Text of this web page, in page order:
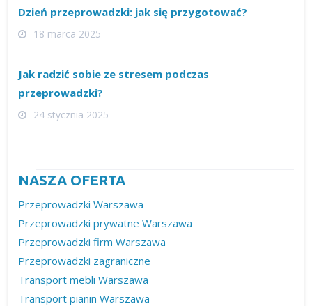
Dzień przeprowadzki: jak się przygotować?
18 marca 2025
Jak radzić sobie ze stresem podczas
przeprowadzki?
24 stycznia 2025
NASZA OFERTA
Przeprowadzki Warszawa
Przeprowadzki prywatne Warszawa
Przeprowadzki firm Warszawa
Przeprowadzki zagraniczne
Transport mebli Warszawa
Transport pianin Warszawa